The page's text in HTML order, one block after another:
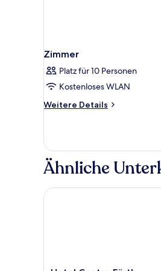
Zimmer
Platz für 10 Personen
Kostenloses WLAN
Weitere Details
Weitere
Ähnliche
Hotel Centro Fürth